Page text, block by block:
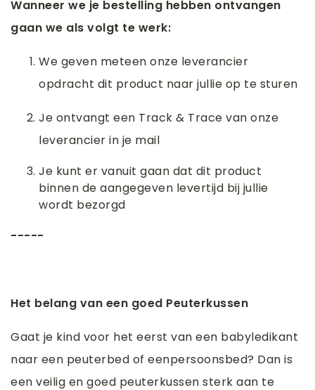
Wanneer we je bestelling hebben ontvangen
gaan we als volgt te werk:
We geven meteen onze leverancier
opdracht dit product naar jullie op te sturen
Je ontvangt een Track & Trace van onze
leverancier in je mail
Je kunt er vanuit gaan dat dit product
binnen de aangegeven levertijd bij jullie
wordt bezorgd
-----
Het belang van een goed Peuterkussen
Gaat je kind voor het eerst van een babyledikant
naar een peuterbed of eenpersoonsbed? Dan is
een veilig en goed peuterkussen sterk aan te